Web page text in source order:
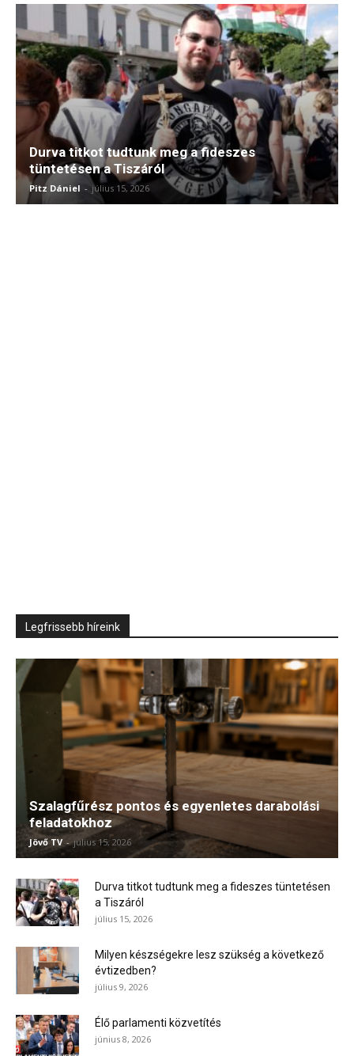
Durva titkot tudtunk meg a fideszes
tüntetésen a Tiszáról
Pitz Dániel - július 15, 2026
Legfrissebb híreink
Szalagfűrész pontos és egyenletes darabolási
feladatokhoz
Jövő TV - július 15, 2026
Durva titkot tudtunk meg a fideszes tüntetésen
a Tiszáról
július 15, 2026
Milyen készségekre lesz szükség a következő
évtizedben?
július 9, 2026
Élő parlamenti közvetítés
június 8, 2026